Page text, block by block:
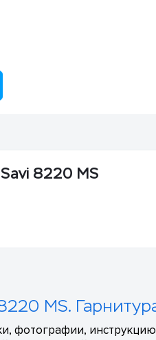
8220 MS
MS.
фотографии,